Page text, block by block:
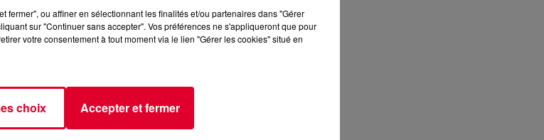
pas déçus par la marchandise. Après
fermer", ou affiner en sélectionnant les finalités et/ou partenaires dans "Gérer
sur "Continuer sans accepter". Vos préférences ne s'appliqueront que pour
votre consentement à tout moment via le lien "Gérer les cookies" situé en
choix Accepter et fermer